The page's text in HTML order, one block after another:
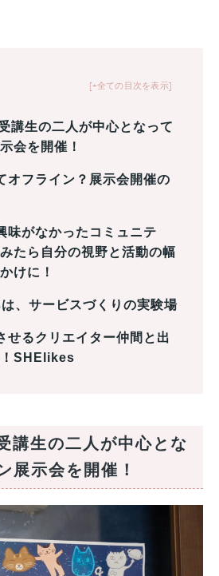
+全ての目次を表示
生の二人が中心となって
会を開催！
オフライン？展示会開催の
味がなかったコミュニテ
たら自分の視野と活動の幅
けに！
、サービスづくりの実験場
せるクリエイター仲間と出
SHElikes
生の二人が中心とな
展示会を開催！